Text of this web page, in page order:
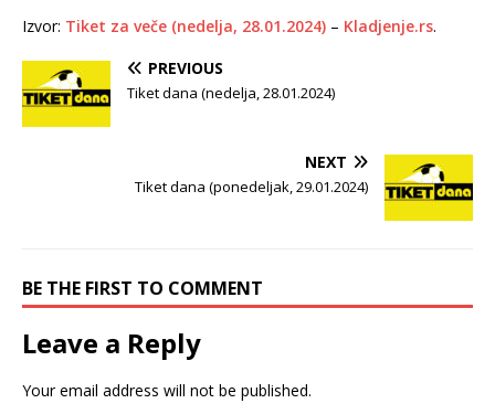
Izvor: Tiket za veče (nedelja, 28.01.2024) – Kladjenje.rs.
PREVIOUS
Tiket dana (nedelja, 28.01.2024)
NEXT
Tiket dana (ponedeljak, 29.01.2024)
BE THE FIRST TO COMMENT
Leave a Reply
Your email address will not be published.